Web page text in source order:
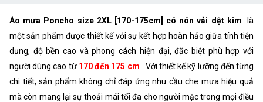
Áo mưa Poncho size 2XL [170-175cm] có nón vải dệt kim
là
một sản phẩm được thiết kế với sự kết hợp hoàn hảo giữa tính tiện
dụng, độ bền cao và phong cách hiện đại, đặc biệt phù hợp với
người dùng cao từ 170 đến 175 cm
. Với thiết kế kỹ lưỡng đến từng
chi tiết, sản phẩm không chỉ đáp ứng nhu cầu che mưa hiệu quả
mà còn mang lại sự thoải mái tối đa cho người mặc trong mọi điều